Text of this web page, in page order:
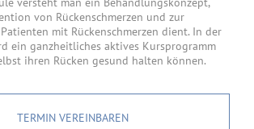
von Rückenschmerzen und zur
mit Rückenschmerzen dient. In der
ein ganzheitliches aktives Kursprogramm
ihren Rücken gesund halten können.
TERMIN VEREINBAREN